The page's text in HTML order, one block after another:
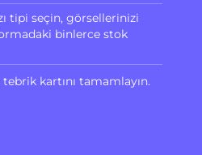
tipi seçin, görsellerinizi
binlerce stok
kartını tamamlayın.